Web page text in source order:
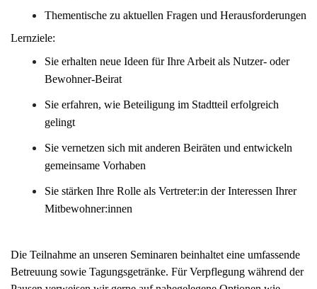
Thementische zu aktuellen Fragen und Herausforderungen
Lernziele:
Sie erhalten neue Ideen für Ihre Arbeit als Nutzer- oder
Bewohner-Beirat
Sie erfahren, wie Beteiligung im Stadtteil erfolgreich
gelingt
Sie vernetzen sich mit anderen Beiräten und entwickeln
gemeinsame Vorhaben
Sie stärken Ihre Rolle als Vertreter:in der Interessen Ihrer
Mitbewohner:innen
Die Teilnahme an unseren Seminaren beinhaltet eine umfassende
Betreuung sowie Tagungsgetränke. Für Verpflegung während der